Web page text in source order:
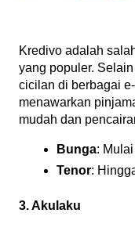
Kredivo adalah
yang populer.
cicilan di berbagai
menawarkan
mudah dan
Bunga:
Tenor:
3. Akulaku